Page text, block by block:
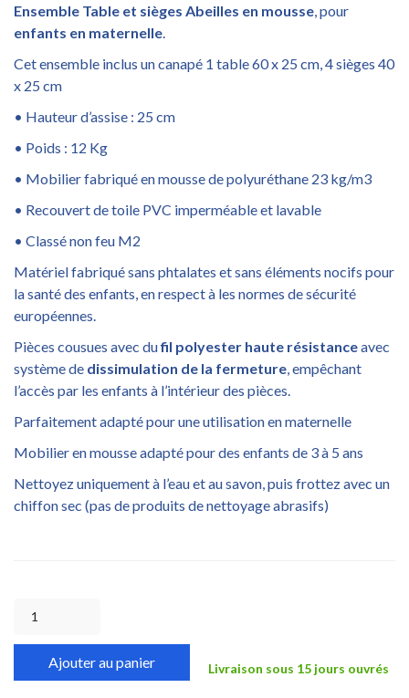
Ensemble Table et sièges Abeilles en mousse, pour
enfants en maternelle.
Cet ensemble inclus un canapé 1 table 60 x 25 cm, 4 sièges 40
x 25 cm
• Hauteur d’assise : 25 cm
• Poids : 12 Kg
• Mobilier fabriqué en mousse de polyuréthane 23 kg/m3
• Recouvert de toile PVC imperméable et lavable
• Classé non feu M2
Matériel fabriqué sans phtalates et sans éléments nocifs pour
la santé des enfants, en respect à les normes de sécurité
européennes.
Pièces cousues avec dufil polyester haute résistanceavec
système de dissimulation de la fermeture, empêchant
l’accès par les enfants à l’intérieur des pièces.
Parfaitement adapté pour une utilisation en maternelle
Mobilier en mousse adapté pour des enfants de 3 à 5 ans
Nettoyez uniquement à l’eau et au savon, puis frottez avec un
chiffon sec (pas de produits de nettoyage abrasifs)
Ajouter au panier Livraison sous 15 jours ouvrés